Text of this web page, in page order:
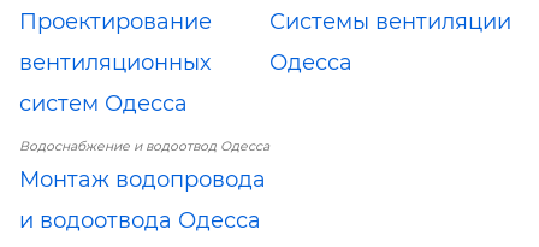
Проектирование
вентиляционных
систем Одесса
Системы вентиляции
Одесса
Водоснабжение и водоотвод Одесса
Монтаж водопровода
и водоотвода Одесса